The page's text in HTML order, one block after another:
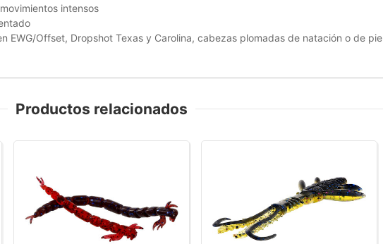
intensos
EWG/Offset, Dropshot Texas y Carolina, cabezas plomadas de natación o de pie
Productos relacionados